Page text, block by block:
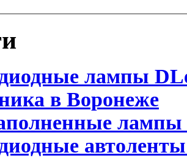
лампы
в Воронеже